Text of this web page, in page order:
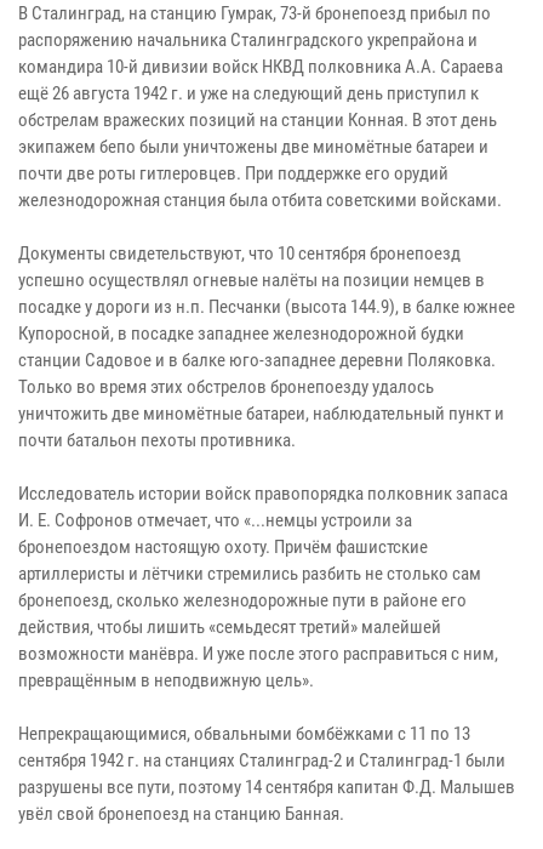
В Сталинград, на станцию Гумрак, 73-й бронепоезд прибыл по
распоряжению начальника Сталинградского укрепрайона и
командира 10-й дивизии войск НКВД полковника А.А. Сараева
ещё 26 августа 1942 г. и уже на следующий день приступил к
обстрелам вражеских позиций на станции Конная. В этот день
экипажем бепо были уничтожены две миномётные батареи и
почти две роты гитлеровцев. При поддержке его орудий
железнодорожная станция была отбита советскими войсками.
Документы свидетельствуют, что 10 сентября бронепоезд
успешно осуществлял огневые налёты на позиции немцев в
посадке у дороги из н.п. Песчанки (высота 144.9), в балке южнее
Купоросной, в посадке западнее железнодорожной будки
станции Садовое и в балке юго-западнее деревни Поляковка.
Только во время этих обстрелов бронепоезду удалось
уничтожить две миномётные батареи, наблюдательный пункт и
почти батальон пехоты противника.
Исследователь истории войск правопорядка полковник запаса
И. Е. Софронов отмечает, что «...немцы устроили за
бронепоездом настоящую охоту. Причём фашистские
артиллеристы и лётчики стремились разбить не столько сам
бронепоезд, сколько железнодорожные пути в районе его
действия, чтобы лишить «семьдесят третий» малейшей
возможности манёвра. И уже после этого расправиться с ним,
превращённым в неподвижную цель».
Непрекращающимися, обвальными бомбёжками с 11 по 13
сентября 1942 г. на станциях Сталинград-2 и Сталинград-1 были
разрушены все пути, поэтому 14 сентября капитан Ф.Д. Малышев
увёл свой бронепоезд на станцию Банная.